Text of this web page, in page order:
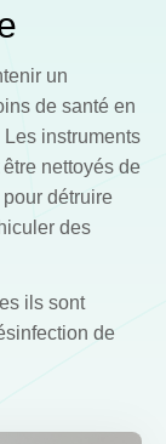
un
de santé en
instruments
nettoyés de
détruire
des
ils sont
de